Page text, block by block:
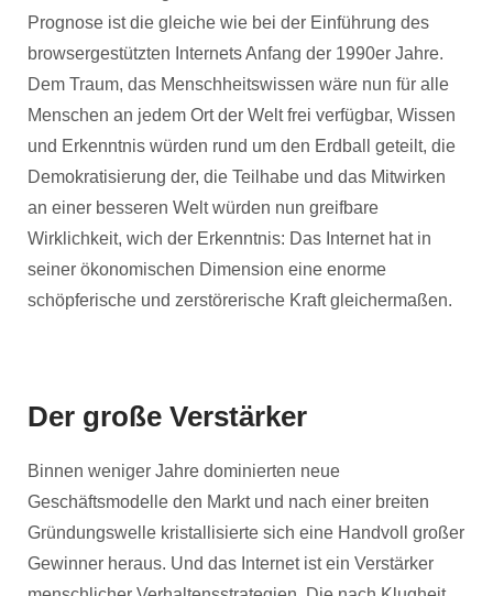
Prognose ist die gleiche wie bei der Einführung des
browsergestützten Internets Anfang der 1990er Jahre.
Dem Traum, das Menschheitswissen wäre nun für alle
Menschen an jedem Ort der Welt frei verfügbar, Wissen
und Erkenntnis würden rund um den Erdball geteilt, die
Demokratisierung der, die Teilhabe und das Mitwirken
an einer besseren Welt würden nun greifbare
Wirklichkeit, wich der Erkenntnis: Das Internet hat in
seiner ökonomischen Dimension eine enorme
schöpferische und zerstörerische Kraft gleichermaßen.
Der große Verstärker
Binnen weniger Jahre dominierten neue
Geschäftsmodelle den Markt und nach einer breiten
Gründungswelle kristallisierte sich eine Handvoll großer
Gewinner heraus. Und das Internet ist ein Verstärker